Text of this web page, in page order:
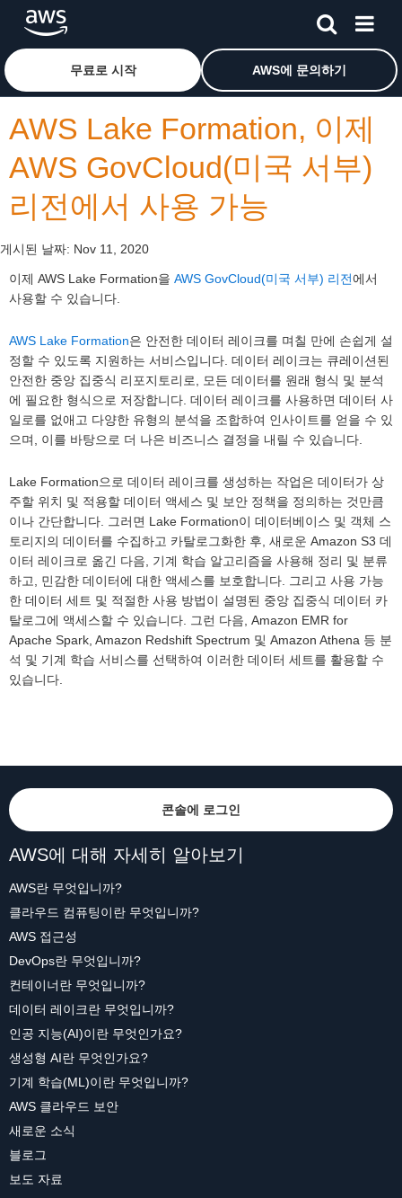
메인 콘텐츠로 건너뛰기Amazon Web Services 홈 페이지로 돌아가려면 여기를 클
무료로 시작 AWS에 문의하기
AWS Lake Formation, 이제
AWS GovCloud(미국 서부)
리전에서 사용 가능
게시된 날짜: Nov 11, 2020
이제 AWS Lake Formation을 AWS GovCloud(미국 서부) 리전에서
사용할 수 있습니다.
AWS Lake Formation은 안전한 데이터 레이크를 며칠 만에 손쉽게 설
정할 수 있도록 지원하는 서비스입니다. 데이터 레이크는 큐레이션된
안전한 중앙 집중식 리포지토리로, 모든 데이터를 원래 형식 및 분석
에 필요한 형식으로 저장합니다. 데이터 레이크를 사용하면 데이터 사
일로를 없애고 다양한 유형의 분석을 조합하여 인사이트를 얻을 수 있
으며, 이를 바탕으로 더 나은 비즈니스 결정을 내릴 수 있습니다.
Lake Formation으로 데이터 레이크를 생성하는 작업은 데이터가 상
주할 위치 및 적용할 데이터 액세스 및 보안 정책을 정의하는 것만큼
이나 간단합니다. 그러면 Lake Formation이 데이터베이스 및 객체 스
토리지의 데이터를 수집하고 카탈로그화한 후, 새로운 Amazon S3 데
이터 레이크로 옮긴 다음, 기계 학습 알고리즘을 사용해 정리 및 분류
하고, 민감한 데이터에 대한 액세스를 보호합니다. 그리고 사용 가능
한 데이터 세트 및 적절한 사용 방법이 설명된 중앙 집중식 데이터 카
탈로그에 액세스할 수 있습니다. 그런 다음, Amazon EMR for
Apache Spark, Amazon Redshift Spectrum 및 Amazon Athena 등 분
석 및 기계 학습 서비스를 선택하여 이러한 데이터 세트를 활용할 수
있습니다.
콘솔에 로그인
AWS에 대해 자세히 알아보기
AWS란 무엇입니까?
클라우드 컴퓨팅이란 무엇입니까?
AWS 접근성
DevOps란 무엇입니까?
컨테이너란 무엇입니까?
데이터 레이크란 무엇입니까?
인공 지능(AI)이란 무엇인가요?
생성형 AI란 무엇인가요?
기계 학습(ML)이란 무엇입니까?
AWS 클라우드 보안
새로운 소식
블로그
보도 자료